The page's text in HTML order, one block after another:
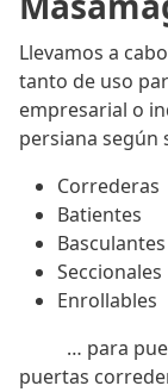
Llevamos a cabo
tanto de uso
empresarial o
persiana según
Correderas
Batientes
Basculantes
Seccionales
Enrollables
… para
puertas